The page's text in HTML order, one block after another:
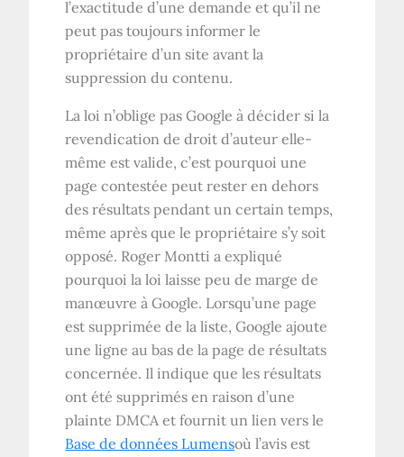
l’exactitude d’une demande et qu’il ne
peut pas toujours informer le
propriétaire d’un site avant la
suppression du contenu.
La loi n’oblige pas Google à décider si la
revendication de droit d’auteur elle-
même est valide, c’est pourquoi une
page contestée peut rester en dehors
des résultats pendant un certain temps,
même après que le propriétaire s’y soit
opposé. Roger Montti a expliqué
pourquoi la loi laisse peu de marge de
manœuvre à Google. Lorsqu’une page
est supprimée de la liste, Google ajoute
une ligne au bas de la page de résultats
concernée. Il indique que les résultats
ont été supprimés en raison d’une
plainte DMCA et fournit un lien vers le
Base de données Lumensoù l’avis est